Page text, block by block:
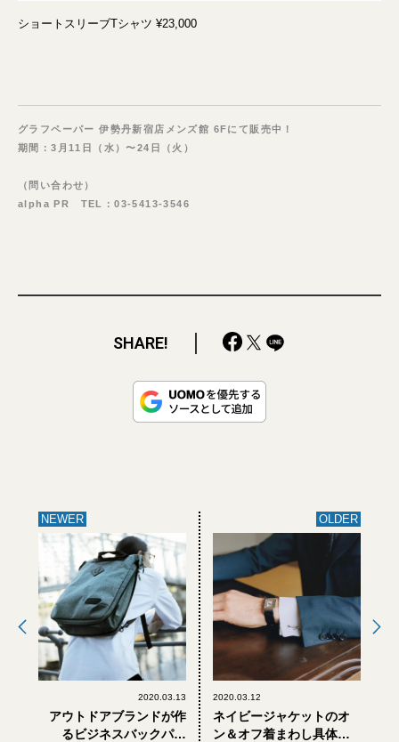
ショートスリーブTシャツ ¥23,000
グラフペーパー 伊勢丹新宿店メンズ館 6Fにて販売中！
期間：3月11日（水）〜24日（火）
（問い合わせ）
alpha PR TEL：03-5413-3546
SHARE!
NEWER
2020.03.13
アウトドアブランドが作
るビジネスバックパッ
OLDER
2020.03.12
ネイビージャケットのオ
ン＆オフ着まわし具体